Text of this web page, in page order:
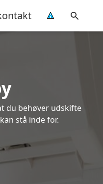
du behøver udskifte
stå inde for.